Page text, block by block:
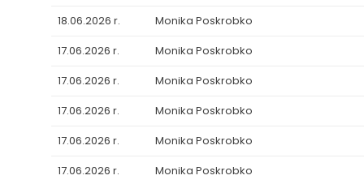
18.06.2026 r.
Monika Poskrobko
17.06.2026 r.
Monika Poskrobko
17.06.2026 r.
Monika Poskrobko
17.06.2026 r.
Monika Poskrobko
17.06.2026 r.
Monika Poskrobko
17.06.2026 r.
Monika Poskrobko